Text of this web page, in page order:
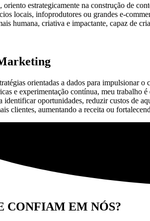
oriento estrategicamente na construção de
locais, infoprodutores ou grandes e-
humana, criativa e impactante, capaz de
orientadas a dados para impulsionar
e experimentação contínua, meu trabalho
identificar oportunidades, reduzir custos de
clientes, aumentando a receita ou
CONFIAM EM NÓS?